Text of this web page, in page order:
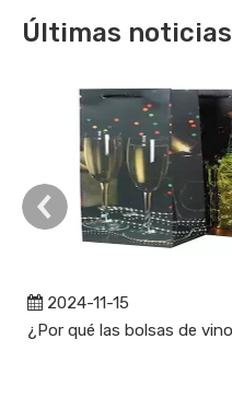
Últimas noticias
2024-11-15